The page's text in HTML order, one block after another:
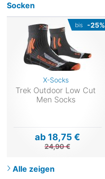
Socken
bis -25%
X-Socks
Trek Outdoor Low Cut
Men Socks
ab 18,75 €
24,90 €
Alle zeigen